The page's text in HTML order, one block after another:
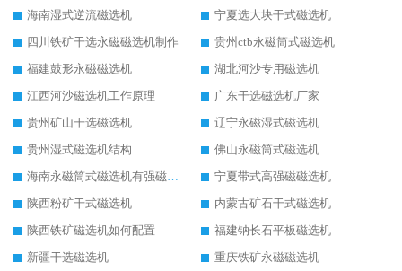
海南湿式逆流磁选机
宁夏选大块干式磁选机
四川铁矿干选永磁磁选机制作
贵州ctb永磁筒式磁选机
福建鼓形永磁磁选机
湖北河沙专用磁选机
江西河沙磁选机工作原理
广东干选磁选机厂家
贵州矿山干选磁选机
辽宁永磁湿式磁选机
贵州湿式磁选机结构
佛山永磁筒式磁选机
海南永磁筒式磁选机有强磁的吗
宁夏带式高强磁磁选机
陕西粉矿干式磁选机
内蒙古矿石干式磁选机
陕西铁矿磁选机如何配置
福建钠长石平板磁选机
新疆干选磁选机
重庆铁矿永磁磁选机